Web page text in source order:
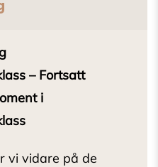
– Fortsatt
i
vi vidare på de